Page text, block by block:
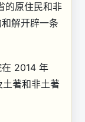
的原住民和非
解开辟一条
在 2014 年
著和非土著